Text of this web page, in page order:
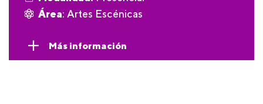
Área: Artes Escénicas
Más información